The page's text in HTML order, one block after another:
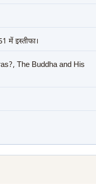
में इस्तीफा।
The Buddha and His